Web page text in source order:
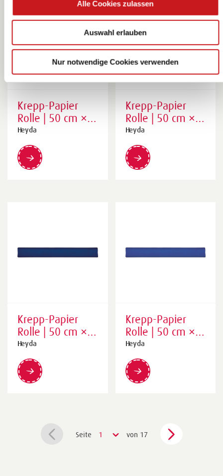
Alle Cookies zulassen
Auswahl erlauben
Nur notwendige Cookies verwenden
Krepp-Papier
Rolle | 50 cm ×
250 cm, 32
g/m²,
wasserblau
Heyda
Krepp-Papier
Rolle | 50 cm ×
250 cm, 32
g/m²,
himmelblau
Heyda
Krepp-Papier
Rolle | 50 cm ×
250 cm, 32
g/m²,
dunkelblau
Heyda
Krepp-Papier
Rolle | 50 cm ×
250 cm, 32
g/m²,
königsblau
Heyda
Seite 1 von 17